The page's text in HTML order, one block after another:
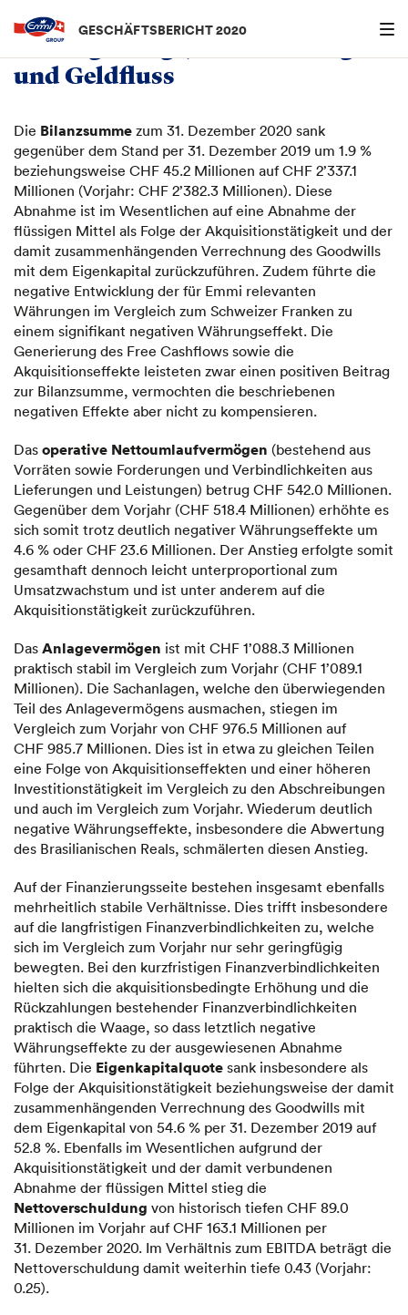
GESCHÄFTSBERICHT 2020
Vermögenslage, Finanzierung
und Geldfluss
Die Bilanzsumme zum 31. Dezember 2020 sank
gegenüber dem Stand per 31. Dezember 2019 um 1.9 %
beziehungsweise CHF 45.2 Millionen auf CHF 2’337.1
Millionen (Vorjahr: CHF 2’382.3 Millionen). Diese
Abnahme ist im Wesentlichen auf eine Abnahme der
flüssigen Mittel als Folge der Akquisitionstätigkeit und der
damit zusammenhängenden Verrechnung des Goodwills
mit dem Eigenkapital zurückzuführen. Zudem führte die
negative Entwicklung der für Emmi relevanten
Währungen im Vergleich zum Schweizer Franken zu
einem signifikant negativen Währungseffekt. Die
Generierung des Free Cashflows sowie die
Akquisitionseffekte leisteten zwar einen positiven Beitrag
zur Bilanzsumme, vermochten die beschriebenen
negativen Effekte aber nicht zu kompensieren.
Das operative Nettoumlaufvermögen (bestehend aus
Vorräten sowie Forderungen und Verbindlichkeiten aus
Lieferungen und Leistungen) betrug CHF 542.0 Millionen.
Gegenüber dem Vorjahr (CHF 518.4 Millionen) erhöhte es
sich somit trotz deutlich negativer Währungseffekte um
4.6 % oder CHF 23.6 Millionen. Der Anstieg erfolgte somit
gesamthaft dennoch leicht unterproportional zum
Umsatzwachstum und ist unter anderem auf die
Akquisitionstätigkeit zurückzuführen.
Das Anlagevermögen ist mit CHF 1’088.3 Millionen
praktisch stabil im Vergleich zum Vorjahr (CHF 1’089.1
Millionen). Die Sachanlagen, welche den überwiegenden
Teil des Anlagevermögens ausmachen, stiegen im
Vergleich zum Vorjahr von CHF 976.5 Millionen auf
CHF 985.7 Millionen. Dies ist in etwa zu gleichen Teilen
eine Folge von Akquisitionseffekten und einer höheren
Investitionstätigkeit im Vergleich zu den Abschreibungen
und auch im Vergleich zum Vorjahr. Wiederum deutlich
negative Währungseffekte, insbesondere die Abwertung
des Brasilianischen Reals, schmälerten diesen Anstieg.
­­­Auf der Finanzierungsseite bestehen insgesamt ebenfalls
mehrheitlich stabile Verhältnisse. Dies trifft insbesondere
auf die langfristigen Finanzverbindlichkeiten zu, welche
sich im Vergleich zum Vorjahr nur sehr geringfügig
bewegten. Bei den kurzfristigen Finanzverbindlichkeiten
hielten sich die akquisitionsbedingte Erhöhung und die
Rückzahlungen bestehender Finanzverbindlichkeiten
praktisch die Waage, so dass letztlich negative
Währungseffekte zu der ausgewiesenen Abnahme
führten. Die Eigenkapitalquote sank insbesondere als
Folge der Akquisitionstätigkeit beziehungsweise der damit
zusammenhängenden Verrechnung des Goodwills mit
dem Eigenkapital von 54.6 % per 31. Dezember 2019 auf
52.8 %. Ebenfalls im Wesentlichen aufgrund der
Akquisitionstätigkeit und der damit verbundenen
Abnahme der flüssigen Mittel stieg die
Nettoverschuldung von historisch tiefen CHF 89.0
Millionen im Vorjahr auf CHF 163.1 Millionen per
31. Dezember 2020. Im Verhältnis zum EBITDA beträgt die
Nettoverschuldung damit weiterhin tiefe 0.43 (Vorjahr:
0.25).